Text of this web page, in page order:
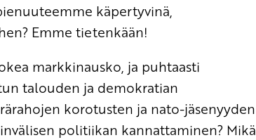
käpertyvinä,
Emme tietenkään!
markkinausko, ja puhtaasti
talouden ja demokratian
korotusten ja nato-jäsenyyden
politiikan kannattaminen? Mikä